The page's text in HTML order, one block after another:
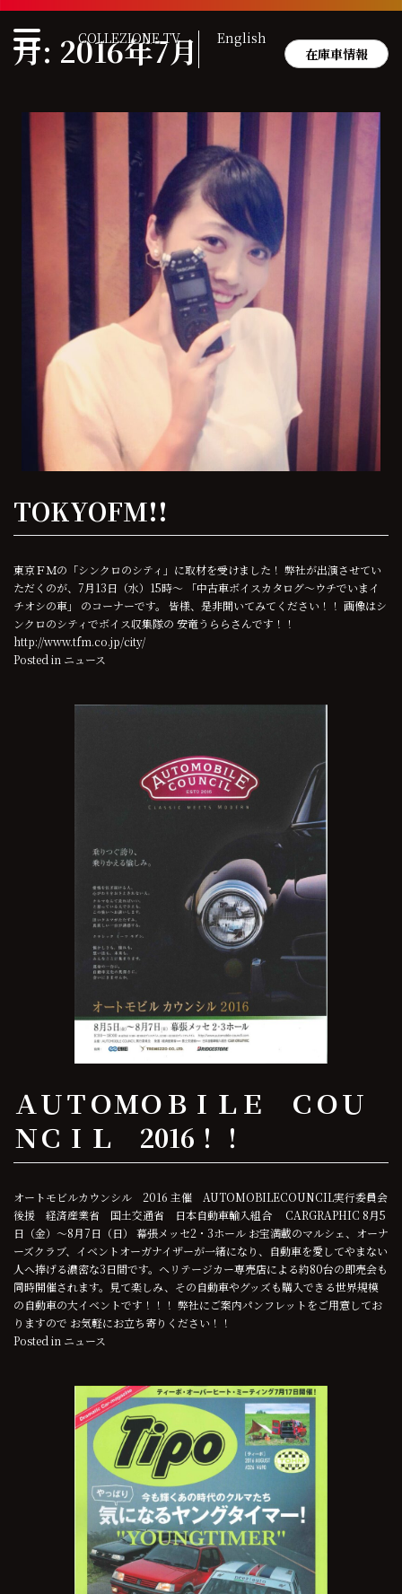
Skip
content
COLLEZIONE TV
English
在庫車情報
月: 2016年7月
TOKYOFM!!
東京ＦＭの「シンクロのシティ」に取材を受けました！ 弊社が出演させてい
ただくのが、7月13日（水）15時～ 「中古車ボイスカタログ〜ウチでいまイ
チオシの車」 のコーナーです。 皆様、是非聞いてみてください！！ 画像はシ
ンクロのシティでボイス収集隊の 安竜うららさんです！！
http://www.tfm.co.jp/city/
Posted in ニュース
ＡＵＴＯＭＯＢＩＬＥ ＣＯＵ
ＮＣＩＬ 2016！！
オートモビルカウンシル 2016 主催 AUTOMOBILECOUNCIL実行委員会
後援 経済産業省 国土交通省 日本自動車輸入組合 CARGRAPHIC 8月5
日（金）～8月7日（日） 幕張メッセ2・3ホール お宝満載のマルシェ、オーナ
ーズクラブ、イベントオーガナイザーが一緒になり、自動車を愛してやまない
人へ捧げる濃密な3日間です。ヘリテージカー専売店による約80台の即売会も
同時開催されます。見て楽しみ、その自動車やグッズも購入できる世界規模
の自動車の大イベントです！！！ 弊社にご案内パンフレットをご用意してお
りますので お気軽にお立ち寄りください！！
Posted in ニュース